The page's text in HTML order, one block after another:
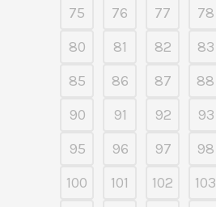
75
76 77 78
80
81 82 83
85
86 87 88
90
91 92 93
95
96 97 98
100
101 102 103